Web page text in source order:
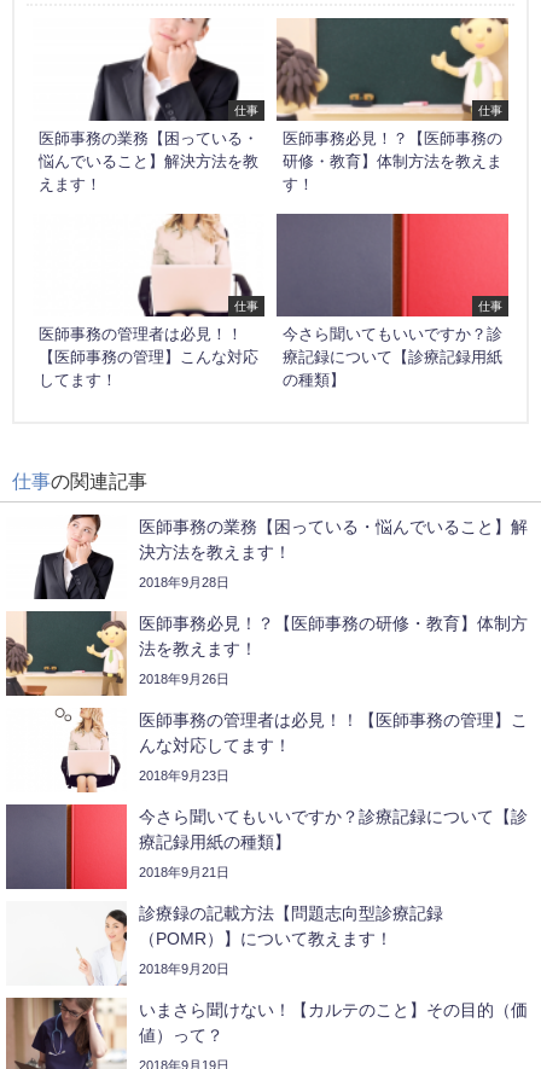
仕事
医師事務の業務【困っている・
悩んでいること】解決方法を教
えます！
仕事
医師事務必見！？【医師事務の
研修・教育】体制方法を教えま
す！
仕事
医師事務の管理者は必見！！
【医師事務の管理】こんな対応
してます！
仕事
今さら聞いてもいいですか？診
療記録について【診療記録用紙
の種類】
仕事の関連記事
医師事務の業務【困っている・悩んでいること】解
決方法を教えます！
2018年9月28日
医師事務必見！？【医師事務の研修・教育】体制方
法を教えます！
2018年9月26日
医師事務の管理者は必見！！【医師事務の管理】こ
んな対応してます！
2018年9月23日
今さら聞いてもいいですか？診療記録について【診
療記録用紙の種類】
2018年9月21日
診療録の記載方法【問題志向型診療記録
（POMR）】について教えます！
2018年9月20日
いまさら聞けない！【カルテのこと】その目的（価
値）って？
2018年9月19日